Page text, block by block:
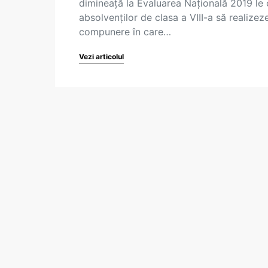
dimineață la Evaluarea Națională 2019 le
absolvenților de clasa a VIII-a să
compunere în care…
Vezi articolul